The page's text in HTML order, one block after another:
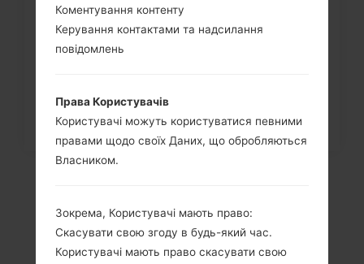
Як видалити усі дані з телефону
через меню на LG G3,...
Коментування контенту
Керування контактами та надсилання
повідомлень
Права Користувачів
Користувачі можуть користуватися певними
правами щодо своїх Даних, що обробляються
Власником.
Зокрема, Користувачі мають право:
Скасувати свою згоду в будь-який час.
Користувачі мають право скасувати свою